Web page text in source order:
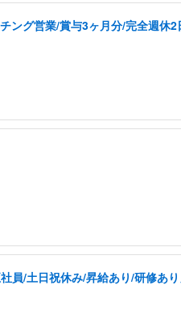
ング営業/賞与3ヶ月分/完全週休
員/土日祝休み/昇給あり/研修あ